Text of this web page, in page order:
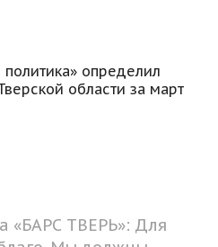
определил
области за март
«БАРС ТВЕРЬ»: Для